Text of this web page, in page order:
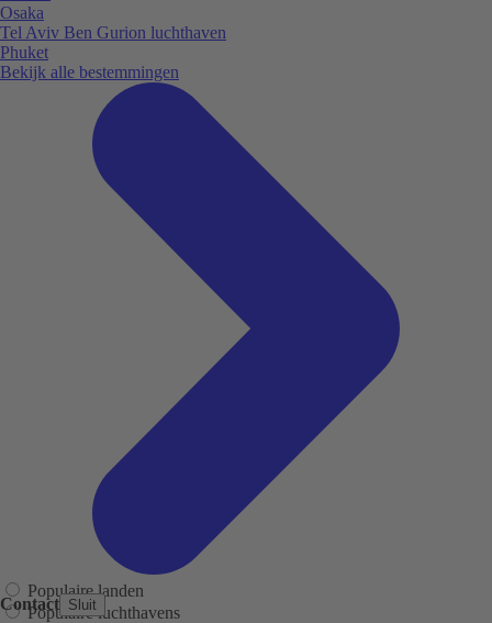
Contact Sluit
Osaka
Tel Aviv Ben Gurion luchthaven
Phuket
Bekijk alle bestemmingen
Populaire landen
Populaire luchthavens